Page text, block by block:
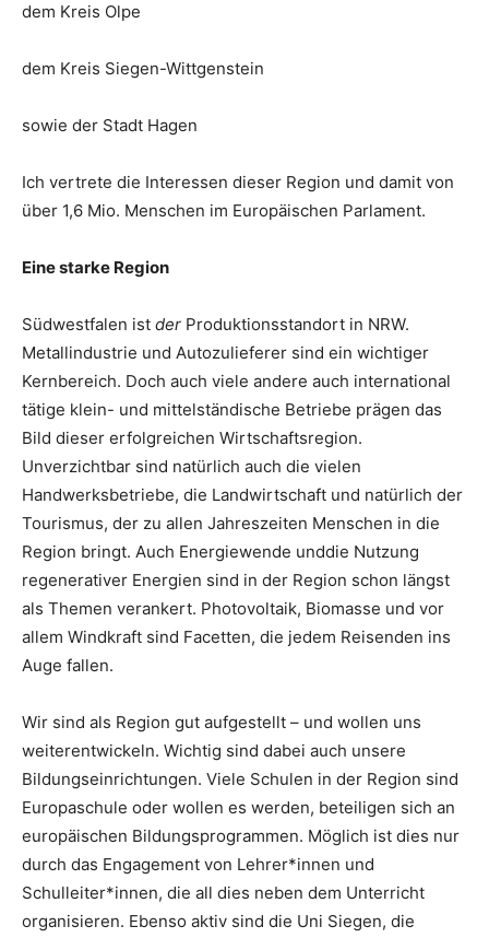
dem Kreis Olpe
dem Kreis Siegen-Wittgenstein
sowie der Stadt Hagen
Ich vertrete die Interessen dieser Region und damit von
über 1,6 Mio. Menschen im Europäischen Parlament.
Eine starke Region
Südwestfalen ist der Produktionsstandort in NRW.
Metallindustrie und Autozulieferer sind ein wichtiger
Kernbereich. Doch auch viele andere auch international
tätige klein- und mittelständische Betriebe prägen das
Bild dieser erfolgreichen Wirtschaftsregion.
Unverzichtbar sind natürlich auch die vielen
Handwerksbetriebe, die Landwirtschaft und natürlich der
Tourismus, der zu allen Jahreszeiten Menschen in die
Region bringt. Auch Energiewende unddie Nutzung
regenerativer Energien sind in der Region schon längst
als Themen verankert. Photovoltaik, Biomasse und vor
allem Windkraft sind Facetten, die jedem Reisenden ins
Auge fallen.
Wir sind als Region gut aufgestellt – und wollen uns
weiterentwickeln. Wichtig sind dabei auch unsere
Bildungseinrichtungen. Viele Schulen in der Region sind
Europaschule oder wollen es werden, beteiligen sich an
europäischen Bildungsprogrammen. Möglich ist dies nur
durch das Engagement von Lehrer*innen und
Schulleiter*innen, die all dies neben dem Unterricht
organisieren. Ebenso aktiv sind die Uni Siegen, die